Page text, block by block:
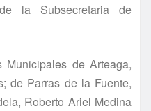
la Subsecretaria de
de Arteaga,
de Parras de la Fuente,
Roberto Ariel Medina